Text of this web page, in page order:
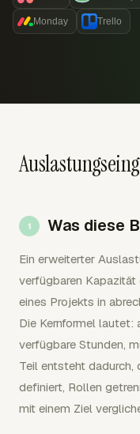
Monday Trello
Was diese
Ein erweiterter
verfügbaren Kapazität
eines Projekts in
Die Kernformel lautet:
verfügbare Stunden,
Teil entsteht
definiert, Rollen
mit einem Ziel